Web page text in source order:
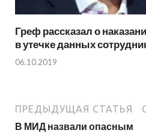
Греф рассказал о
в утечке данных
06.10.2019
ПРЕДЫДУЩАЯ СТАТЬЯ
В МИД назвали опасным